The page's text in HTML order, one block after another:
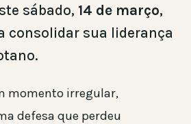
sábado, 14 de março,
consolidar sua liderança
momento irregular,
defesa que perdeu